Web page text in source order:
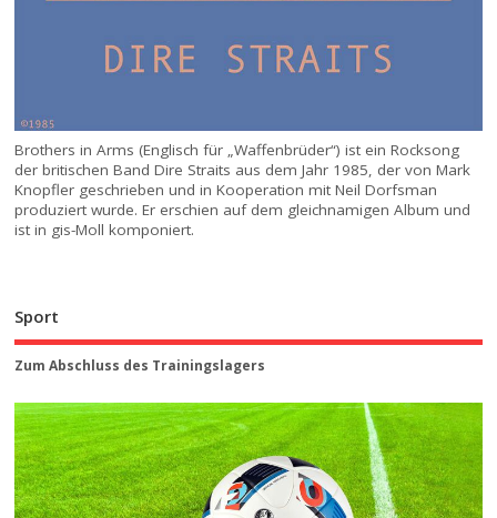
Brothers in Arms (Englisch für „Waffenbrüder“) ist ein Rocksong
der britischen Band Dire Straits aus dem Jahr 1985, der von Mark
Knopfler geschrieben und in Kooperation mit Neil Dorfsman
produziert wurde. Er erschien auf dem gleichnamigen Album und
ist in gis-Moll komponiert.
Sport
Zum Abschluss des Trainingslagers